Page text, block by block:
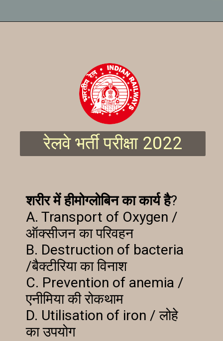
रेलवे भर्ती परीक्षा 2022
शरीर में हीमोग्लोबिन का कार्य है?
A. Transport of Oxygen /
ऑक्सीजन का परिवहन
B. Destruction of bacteria
/बैक्टीरिया का विनाश
C. Prevention of anemia /
एनीमिया की रोकथाम
D. Utilisation of iron / लोहे
का उपयोग